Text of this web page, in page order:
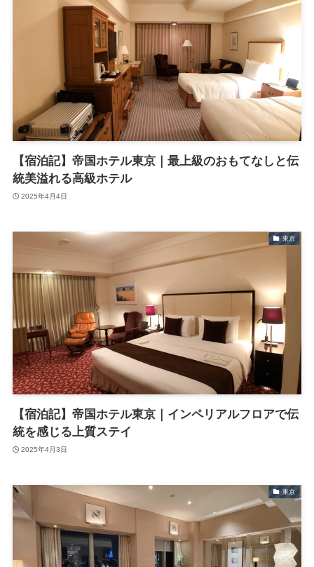
【宿泊記】帝国ホテル東京｜最上級のおもてなしと伝
統美溢れる高級ホテル
2025年4月4日
東京
【宿泊記】帝国ホテル東京｜インペリアルフロアで伝
統を感じる上質ステイ
2025年4月3日
東京